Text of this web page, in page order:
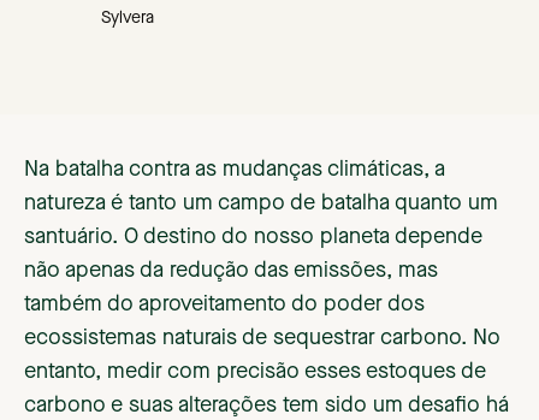
Sylvera
Na batalha contra as mudanças climáticas, a
natureza é tanto um campo de batalha quanto um
santuário. O destino do nosso planeta depende
não apenas da redução das emissões, mas
também do aproveitamento do poder dos
ecossistemas naturais de sequestrar carbono. No
entanto, medir com precisão esses estoques de
carbono e suas alterações tem sido um desafio há